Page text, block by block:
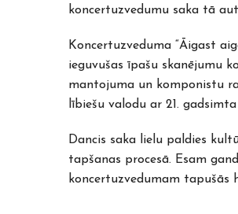
koncertuzvedumu saka tā
Koncertuzveduma “Āigast
ieguvušas īpašu skanējumu
mantojuma un komponistu
lībiešu valodu ar 21.
Dancis saka lielu paldies
tapšanas procesā. Esam
koncertuzvedumam tapušās